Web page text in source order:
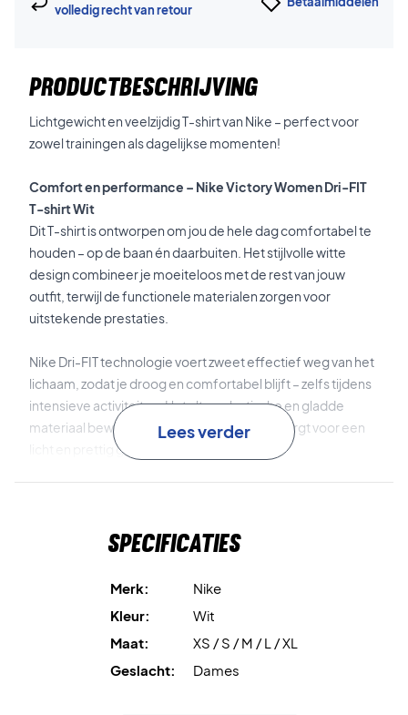
volledig recht van retour
PRODUCTBESCHRIJVING
Lichtgewicht en veelzijdig T-shirt van Nike – perfect voor
zowel trainingen als dagelijkse momenten!
Comfort en performance – Nike Victory Women Dri-FIT
T-shirt Wit
Dit T-shirt is ontworpen om jou de hele dag comfortabel te
houden – op de baan én daarbuiten. Het stijlvolle witte
design combineer je moeiteloos met de rest van jouw
outfit, terwijl de functionele materialen zorgen voor
uitstekende prestaties.
Nike Dri-FIT technologie voert zweet effectief weg van het
lichaam, zodat je droog en comfortabel blijft – zelfs tijdens
intensieve activiteiten. Het ultra-elastische en gladde
materiaal beweegt perfect met je mee en zorgt voor een
licht en prettig gevoel.
Dri-FIT technologie houdt je droog en comfortabel.
Elastisch materiaal geeft uitstekende bewegingsvrijheid.
Licht en zacht materiaal
zorgt voor comfort de hele dag
Lees verder
Specificaties
Merk:
Nike
Kleur:
Wit
Maat:
XS / S / M / L / XL
Geslacht:
Dames